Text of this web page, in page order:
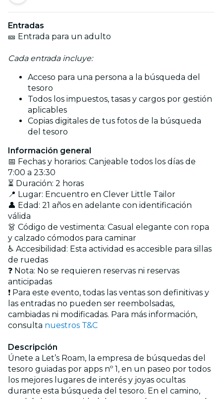
Entradas
🎫 Entrada para un adulto
Cada entrada incluye:
Acceso para una persona a la búsqueda del
tesoro
Todos los impuestos, tasas y cargos por gestión
aplicables
Copias digitales de tus fotos de la búsqueda
del tesoro
Información general
📅 Fechas y horarios: Canjeable todos los días de
7:00 a 23:30
⏳ Duración: 2 horas
📍 Lugar: Encuentro en Clever Little Tailor
👤 Edad: 21 años en adelante con identificación
válida
👗 Código de vestimenta: Casual elegante con ropa
y calzado cómodos para caminar
♿ Accesibilidad: Esta actividad es accesible para sillas
de ruedas
❓ Nota: No se requieren reservas ni reservas
anticipadas
❗ Para este evento, todas las ventas son definitivas y
las entradas no pueden ser reembolsadas,
cambiadas ni modificadas. Para más información,
consulta nuestros T&C
Descripción
Únete a Let’s Roam, la empresa de búsquedas del
tesoro guiadas por apps nº 1, en un paseo por todos
los mejores lugares de interés y joyas ocultas
durante esta búsqueda del tesoro. En el camino,